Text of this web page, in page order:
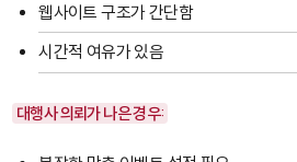
웹사이트 구조가 간단함
시간적 여유가 있음
대행사 의뢰가 나은 경우: